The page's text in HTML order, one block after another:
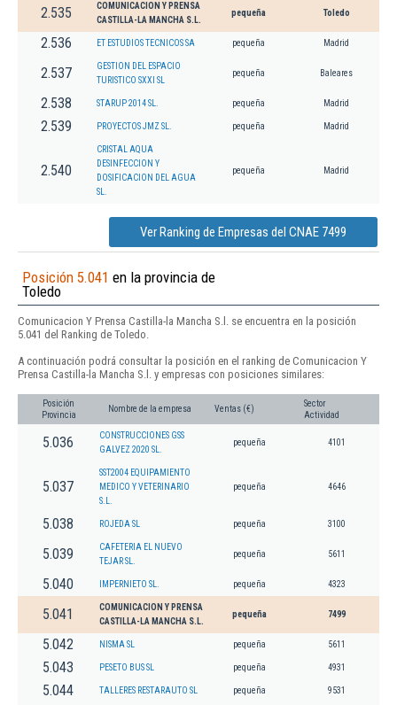
2.535
COMUNICACION Y PRENSA
CASTILLA-LA MANCHA S.L.
pequeña Toledo
2.536 ET ESTUDIOS TECNICOS SA pequeña Madrid
2.537
GESTION DEL ESPACIO
TURISTICO SXXI SL
pequeña Baleares
2.538 STARUP 2014 SL. pequeña Madrid
2.539 PROYECTOS JMZ SL. pequeña Madrid
2.540
CRISTAL AQUA
DESINFECCION Y
DOSIFICACION DEL AGUA
SL.
pequeña Madrid
Ver Ranking de Empresas del CNAE 7499
Posición 5.041 en la provincia de
Toledo
Comunicacion Y Prensa Castilla-la Mancha S.l. se encuentra en la posición
5.041 del Ranking de Toledo.
A continuación podrá consultar la posición en el ranking de Comunicacion Y
Prensa Castilla-la Mancha S.l. y empresas con posiciones similares:
Posición
Provincia
Nombre de la empresa Ventas (€)
Sector
Actividad
5.036
CONSTRUCCIONES GSS
GALVEZ 2020 SL.
pequeña 4101
5.037
SST2004 EQUIPAMIENTO
MEDICO Y VETERINARIO
S.L.
pequeña 4646
5.038 ROJEDA SL pequeña 3100
5.039
CAFETERIA EL NUEVO
TEJAR SL.
pequeña 5611
5.040 IMPERNIETO SL. pequeña 4323
5.041
COMUNICACION Y PRENSA
CASTILLA-LA MANCHA S.L.
pequeña 7499
5.042 NISMA SL pequeña 5611
5.043 PESETO BUS SL pequeña 4931
5.044 TALLERES RESTARAUTO SL pequeña 9531